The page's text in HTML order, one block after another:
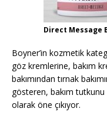
Direct Message
Boyner’in kozmetik
göz kremlerine, bakım
bakımından tırnak
gösteren, bakım
olarak öne çıkıyor.